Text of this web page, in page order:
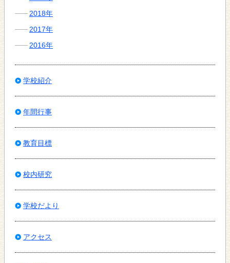
2018年
2017年
2016年
学校紹介
年間行事
教育目標
校内研究
学校だより
アクセス